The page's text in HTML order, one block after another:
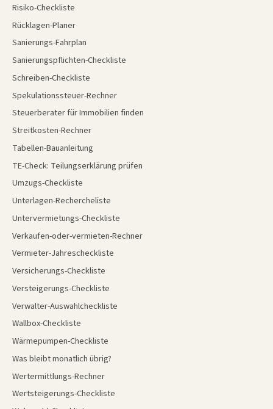
Risiko-Checkliste
Rücklagen-Planer
Sanierungs-Fahrplan
Sanierungspflichten-Checkliste
Schreiben-Checkliste
Spekulationssteuer-Rechner
Steuerberater für Immobilien finden
Streitkosten-Rechner
Tabellen-Bauanleitung
TE-Check: Teilungserklärung prüfen
Umzugs-Checkliste
Unterlagen-Rechercheliste
Untervermietungs-Checkliste
Verkaufen-oder-vermieten-Rechner
Vermieter-Jahrescheckliste
Versicherungs-Checkliste
Versteigerungs-Checkliste
Verwalter-Auswahlcheckliste
Wallbox-Checkliste
Wärmepumpen-Checkliste
Was bleibt monatlich übrig?
Wertermittlungs-Rechner
Wertsteigerungs-Checkliste